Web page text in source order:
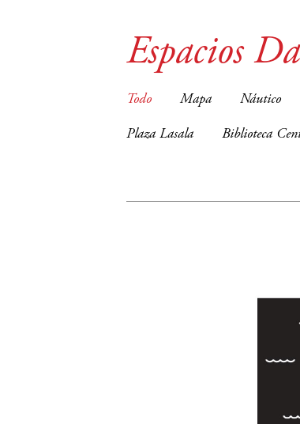
Espacios
Todo Mapa Náutico
Plaza Lasala Biblioteca